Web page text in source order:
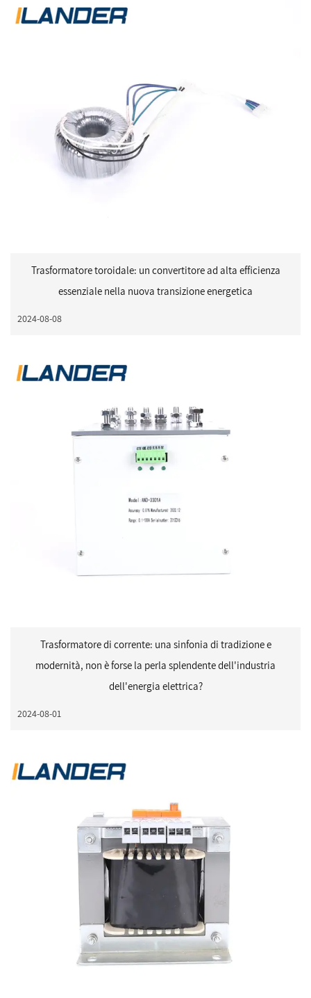
Trasformatore toroidale: un convertitore ad alta efficienza
essenziale nella nuova transizione energetica
2024-08-08
Trasformatore di corrente: una sinfonia di tradizione e
modernità, non è forse la perla splendente dell'industria
dell'energia elettrica?
2024-08-01